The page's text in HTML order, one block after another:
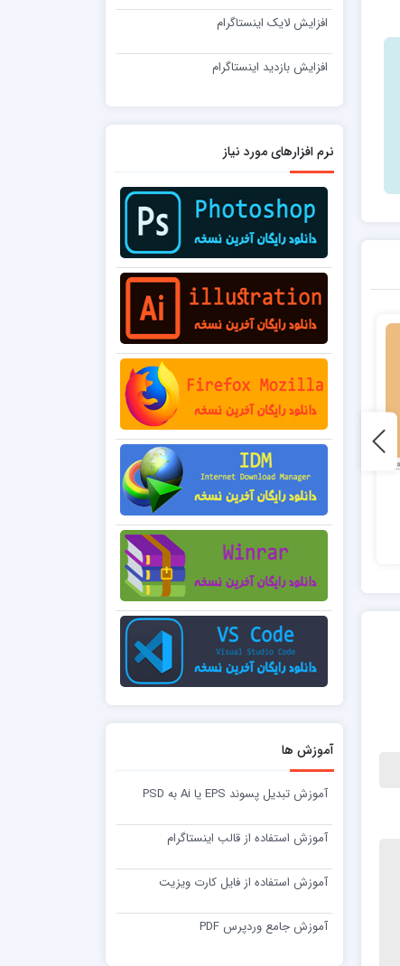
تراکت شماره سی و چهار
45,000 تومان
تراکت شماره شصت و چهار
45,000 تومان
افزایش لایک اینستاگرام
افزایش بازدید اینستاگرام
نرم افزارهای مورد نیاز
آموزش ها
آموزش تبدیل پسوند EPS یا Ai به PSD
آموزش استفاده از قالب اینستاگرام
آموزش استفاده از فایل کارت ویزیت
آموزش جامع وردپرس PDF